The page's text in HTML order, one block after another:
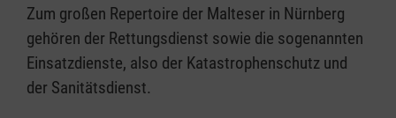
Zum großen Repertoire der Malteser in Nürnberg
gehören der Rettungsdienst sowie die sogenannten
Einsatzdienste, also der Katastrophenschutz und
der Sanitätsdienst.